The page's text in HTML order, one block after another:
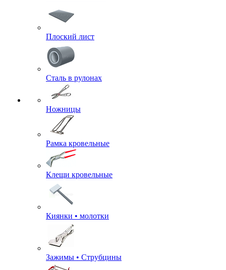
Плоский лист
Сталь в рулонах
Ножницы
Рамка кровельные
Клещи кровельные
Киянки • молотки
Зажимы • Струбцины